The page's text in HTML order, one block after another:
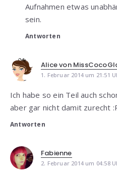
Aufnahmen etwas
sein.
Antworten
Alice von
1. Februar 2014 um 21:51
Ich habe so ein Teil auch
aber gar nicht damit zurecht
Antworten
Fabienne
2. Februar 2014 um 04:58